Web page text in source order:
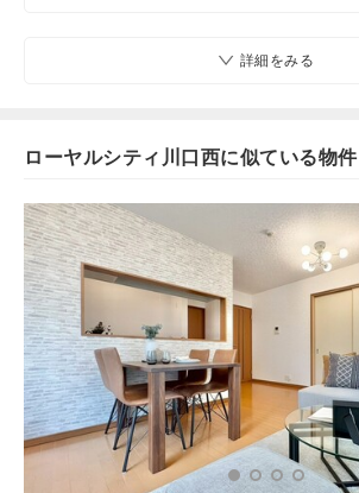
詳細をみる
ローヤルシティ川口西に似ている物件